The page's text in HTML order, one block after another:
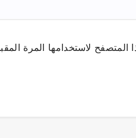
لاستخدامها المرة